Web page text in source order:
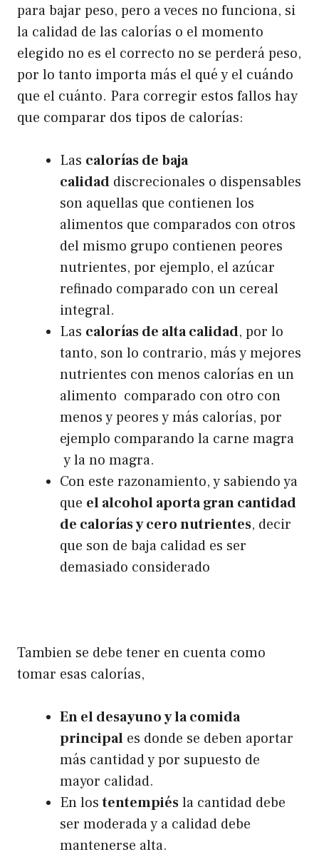
para bajar peso, pero a veces no funciona, si
la calidad de las calorías o el momento
elegido no es el correcto no se perderá peso,
por lo tanto importa más el qué y el cuándo
que el cuánto. Para corregir estos fallos hay
que comparar dos tipos de calorías:
Las calorías de baja
calidad discrecionales o dispensables
son aquellas que contienen los
alimentos que comparados con otros
del mismo grupo contienen peores
nutrientes, por ejemplo, el azúcar
refinado comparado con un cereal
integral.
Las calorías de alta calidad, por lo
tanto, son lo contrario, más y mejores
nutrientes con menos calorías en un
alimento comparado con otro con
menos y peores y más calorías, por
ejemplo comparando la carne magra
y la no magra.
Con este razonamiento, y sabiendo ya
que el alcohol aporta gran cantidad
de calorías y cero nutrientes, decir
que son de baja calidad es ser
demasiado considerado
Tambien se debe tener en cuenta como
tomar esas calorías,
En el desayuno y la comida
principal es donde se deben aportar
más cantidad y por supuesto de
mayor calidad.
En lostentempiésla cantidad debe
ser moderada y a calidad debe
mantenerse alta.